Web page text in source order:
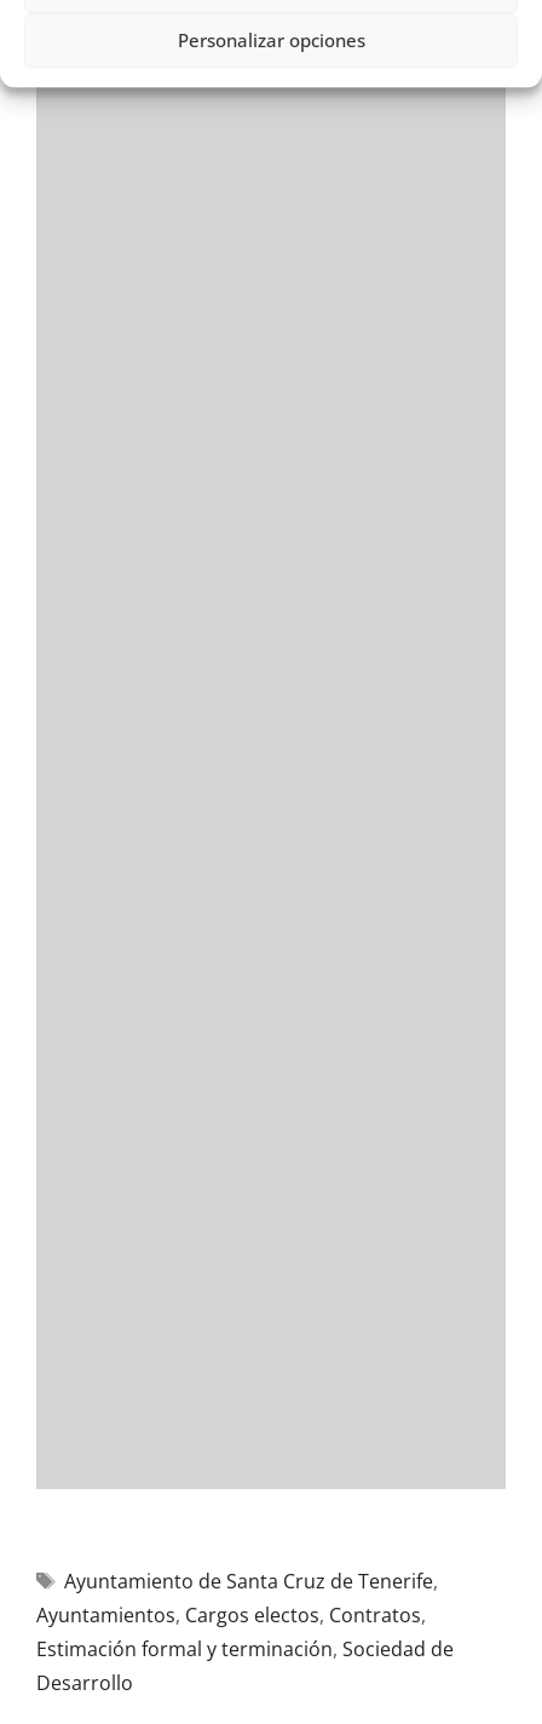
Personalizar opciones
Ayuntamiento de Santa Cruz de Tenerife,
Ayuntamientos, Cargos electos, Contratos,
Estimación formal y terminación, Sociedad de
Desarrollo